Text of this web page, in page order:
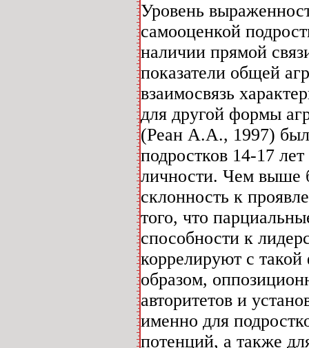
Уровень
самооценкой
наличии прямой
показатели общей
взаимосвязь
для другой формы
(Реан А.А., 1997)
подростков 14-17
личности. Чем выше
склонность к
того, что
способности к
коррелируют с
образом,
авторитетов и
именно для
потенций, а также